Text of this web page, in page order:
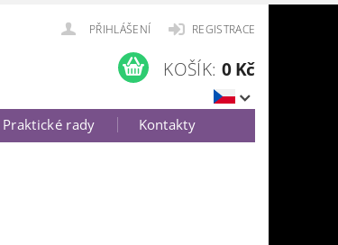
PŘIHLÁŠENÍ REGISTRACE
KOŠÍK: 0 Kč
Praktické rady
Kontakty